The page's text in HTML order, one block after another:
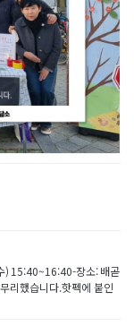
) 15:40~16:40-장소: 배곧
리했습니다.핫펙에 붙인